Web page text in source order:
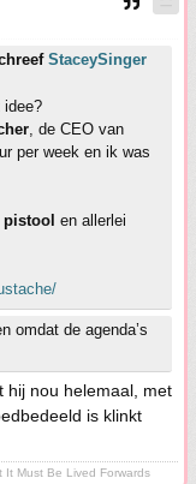
StaceySinger
idee?
, de CEO van
per week en ik was
en allerlei
omdat de agenda’s
hij nou helemaal, met
is klinkt
It Must Be Lived Forwards